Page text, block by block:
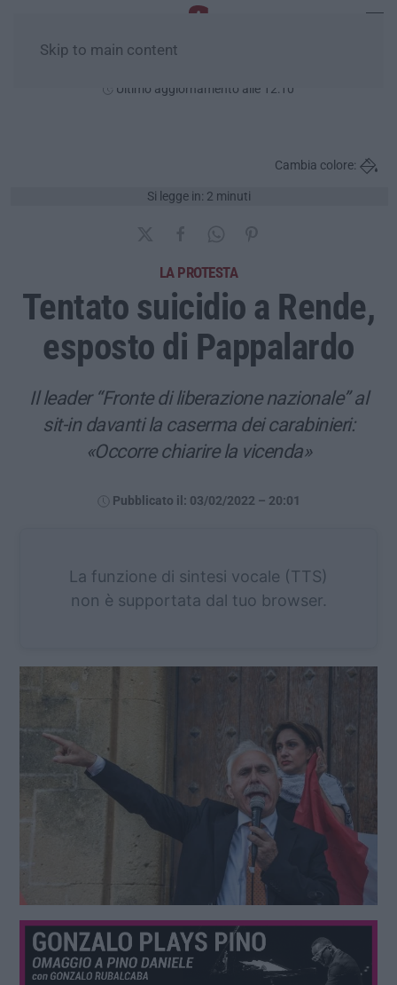
Skip to main content
Ultimo aggiornamento alle 12:10
Si legge in: 2 minuti
Cambia colore:
LA PROTESTA
Tentato suicidio a Rende,
esposto di Pappalardo
Il leader “Fronte di liberazione nazionale” al
sit-in davanti la caserma dei carabinieri:
«Occorre chiarire la vicenda»
Pubblicato il: 03/02/2022 – 20:01
La funzione di sintesi vocale (TTS)
non è supportata dal tuo browser.